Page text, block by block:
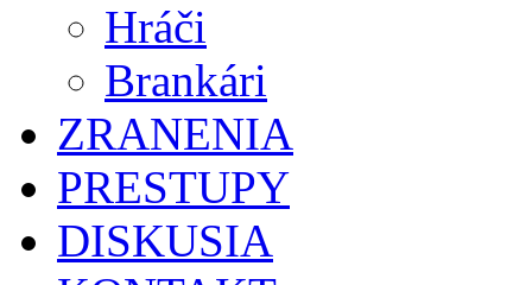
Hráči
Brankári
ZRANENIA
PRESTUPY
DISKUSIA